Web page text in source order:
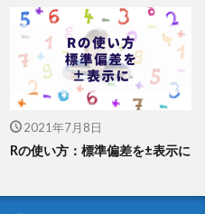
2021年7月8日
Rの使い方：標準偏差を±表示に